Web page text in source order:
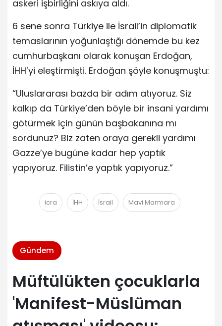
askeri işbirliğini askıya aldı.
6 sene sonra Türkiye ile İsrail’in diplomatik
temaslarının yoğunlaştığı dönemde bu kez
cumhurbaşkanı olarak konuşan Erdoğan,
İHH’yi eleştirmişti. Erdoğan şöyle konuşmuştu:
“Uluslararası bazda bir adım atıyoruz. Siz
kalkıp da Türkiye’den böyle bir insani yardımı
götürmek için günün başbakanına mı
sordunuz? Biz zaten oraya gerekli yardımı
Gazze’ye bugüne kadar hep yaptık
yapıyoruz. Filistin’e yaptık yapıyoruz.”
icra İHH İsrail Mavi Marmara
Gündem
Müftülükten çocuklarla
'Manifest-Müslüman